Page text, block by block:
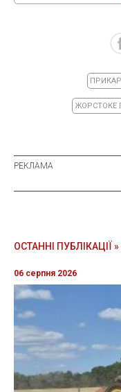
ЖОРСТОКЕ
ОСТАННІ ПУБЛІКАЦІЇ »
06 серпня 2026